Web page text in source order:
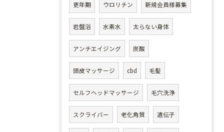
更年期 ウロリチン 新規会員様募集
岩盤浴 水素水 太らない身体
アンチエイジング 炭酸
頭皮マッサージ cbd 毛髪
セルフヘッドマッサージ 毛穴洗浄
スクライバー 老化角質 遺伝子